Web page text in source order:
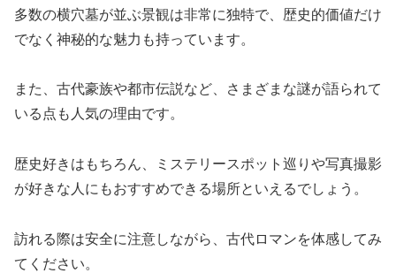
多数の横穴墓が並ぶ景観は非常に独特で、歴史的価値だけ
でなく神秘的な魅力も持っています。
また、古代豪族や都市伝説など、さまざまな謎が語られて
いる点も人気の理由です。
歴史好きはもちろん、ミステリースポット巡りや写真撮影
が好きな人にもおすすめできる場所といえるでしょう。
訪れる際は安全に注意しながら、古代ロマンを体感してみ
てください。